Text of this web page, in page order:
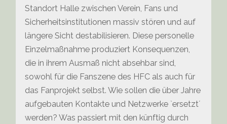
Standort Halle zwischen Verein, Fans und
Sicherheitsinstitutionen massiv stören und auf
längere Sicht destabilisieren. Diese personelle
Einzelmaßnahme produziert Konsequenzen,
die in ihrem Ausmaß nicht absehbar sind,
sowohl für die Fanszene des HFC als auch für
das Fanprojekt selbst. Wie sollen die über Jahre
aufgebauten Kontakte und Netzwerke `ersetzt´
werden? Was passiert mit den künftig durch